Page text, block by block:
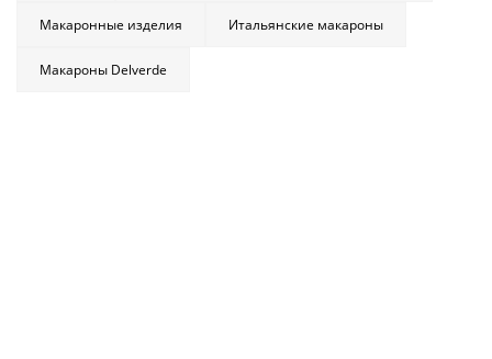
Макаронные изделия Итальянские макароны
Макароны Delverde